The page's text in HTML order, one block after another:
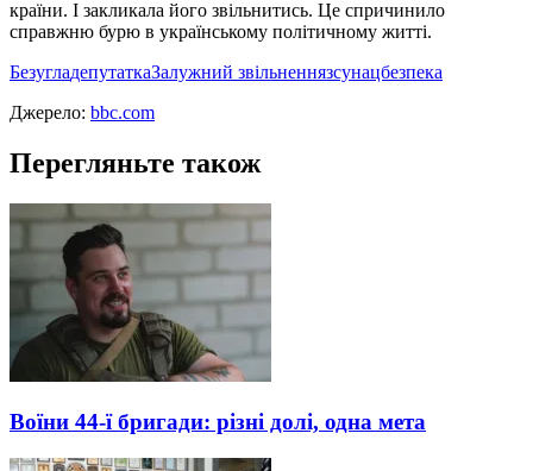
країни. І закликала його звільнитись. Це спричинило
справжню бурю в українському політичному житті.
БезугладепутаткаЗалужний звільненнязсунацбезпека
Джерело: bbc.com
Перегляньте також
Воїни 44-ї бригади: різні долі, одна мета